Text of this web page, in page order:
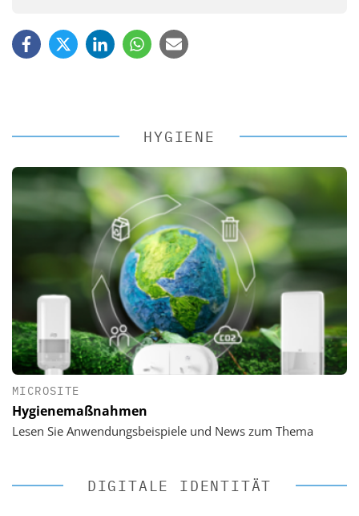
HYGIENE
MICROSITE
Hygienemaßnahmen
Lesen Sie Anwendungsbeispiele und News zum Thema
DIGITALE IDENTITÄT